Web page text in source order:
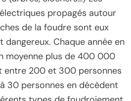
propagés autour
de la foudre sont eux
Chaque année en
moyenne plus de 400 000
entre 200 et 300 personnes
30 personnes en décèdent